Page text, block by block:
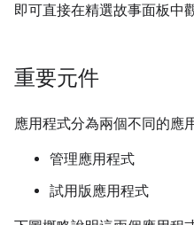
即可直接在精選故事面板中
重要元件
應用程式分為兩個不同的應
管理應用程式
試用版應用程式